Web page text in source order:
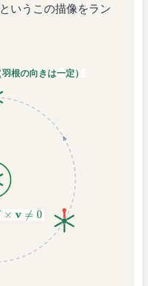
いうこの描像をラン
根の向きは一定）
v≠0